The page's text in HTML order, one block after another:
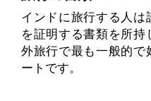
インドに旅行する人
を証明する書類を所
外旅行で最も一般的で
ートです。